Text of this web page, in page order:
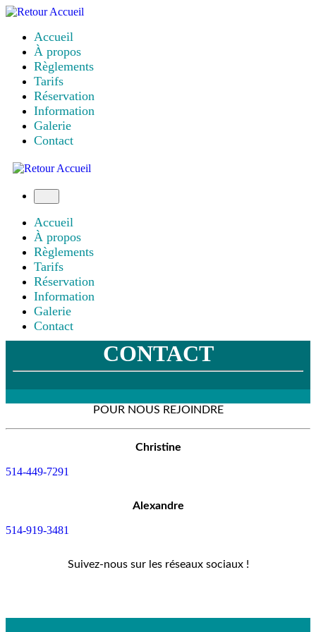
Aller
contenuAccueil
À propos
Règlements
Tarifs
Réservation
Information
Galerie
Contact
Accueil
À propos
Règlements
Tarifs
Réservation
Information
Galerie
Contact
CONTACT
POUR NOUS REJOINDRE
Christine
514-449-7291
Alexandre
514-919-3481
Suivez-nous sur les réseaux sociaux !